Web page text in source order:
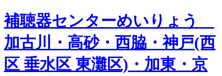
補聴器センターめいりょう
加古川・高砂・西脇・神戸(西
区 垂水区 東灘区)・加東・京